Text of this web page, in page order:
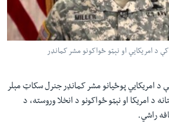
د امریکایي او نېټو ځواکونو مشر کمانډر
د امریکایي پوځیانو مشر کمانډر جنرل سکاټ مېلر
د امریکا او نېټو ځواکونو د انخلا وروسته، د
راشي.